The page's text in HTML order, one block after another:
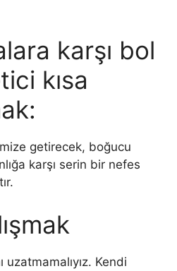
karşı bol
kısa
getirecek, boğucu
karşı serin bir nefes
uzatmamalıyız. Kendi